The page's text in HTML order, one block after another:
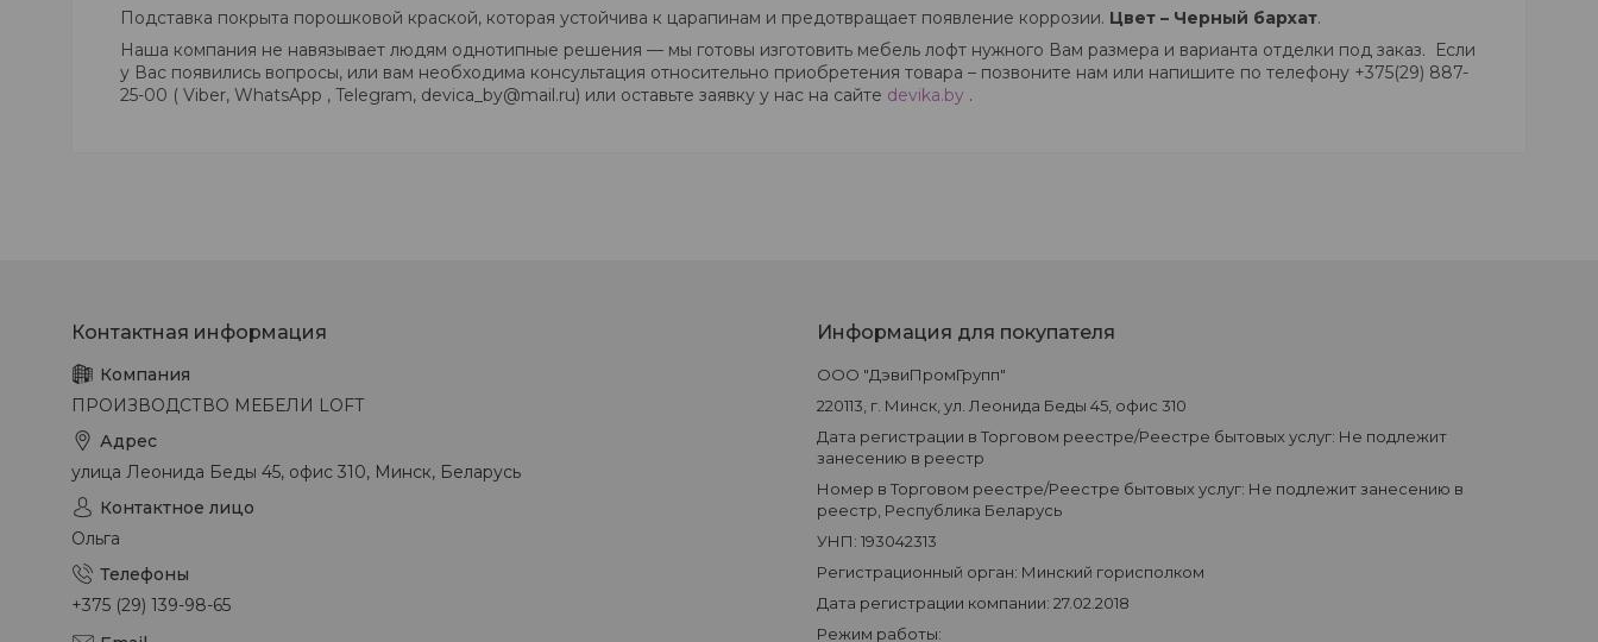
Подставка покрыта порошковой краской, которая устойчива к царапинам и предотвращает появление коррозии. Цвет – Черный бархат.
Наша компания не навязывает людям однотипные решения — мы готовы изготовить мебель лофт нужного Вам размера и варианта отделки под заказ. Если
у Вас появились вопросы, или вам необходима консультация относительно приобретения товара – позвоните нам или напишите по телефону +375(29) 887-
25-00 ( Viber, WhatsApp , Telegram, devica_by@mail.ru) или оставьте заявку у нас на сайте devika.by .
ПРОИЗВОДСТВО МЕБЕЛИ LOFT
улица Леонида Беды 45, офис 310, Минск, Беларусь
Ольга
+375 (29) 139-98-65
Информация для покупателя
ООО "ДэвиПромГрупп"
220113, г. Минск, ул. Леонида Беды 45, офис 310
Дата регистрации в Торговом реестре/Реестре бытовых услуг: Не подлежит
занесению в реестр
Номер в Торговом реестре/Реестре бытовых услуг: Не подлежит занесению в
реестр, Республика Беларусь
УНП: 193042313
Регистрационный орган: Минский горисполком
Дата регистрации компании: 27.02.2018
Режим работы: